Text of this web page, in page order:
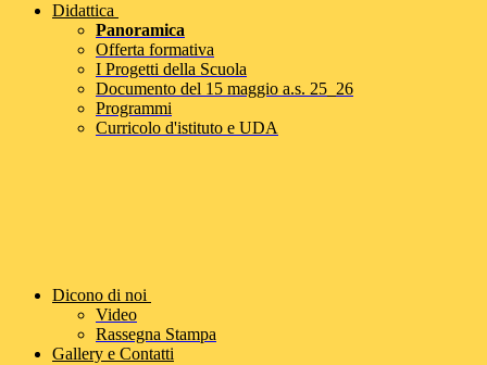
Didattica
Panoramica
Offerta formativa
I Progetti della Scuola
Documento del 15 maggio a.s. 25_26
Programmi
Curricolo d'istituto e UDA
Dicono di noi
Video
Rassegna Stampa
Gallery e Contatti